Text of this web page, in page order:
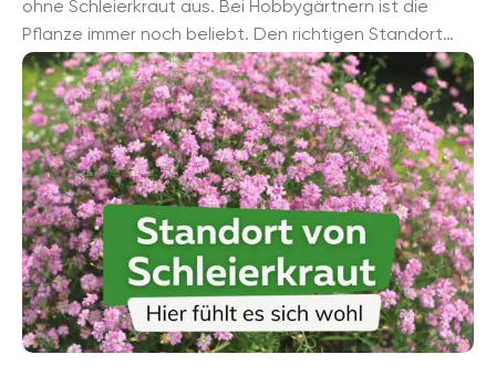
ohne Schleierkraut aus. Bei Hobbygärtnern ist die
Pflanze immer noch beliebt. Den richtigen Standort
dankt Ihnen das Schleierkraut mit reicher ...